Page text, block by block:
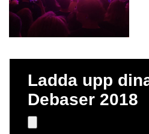
Ladda upp
Debaser 2018